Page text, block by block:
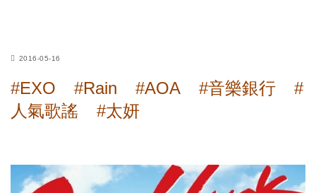
2016-05-16
#EXO #Rain #AOA #音樂銀行
#
人氣歌謠
#太妍